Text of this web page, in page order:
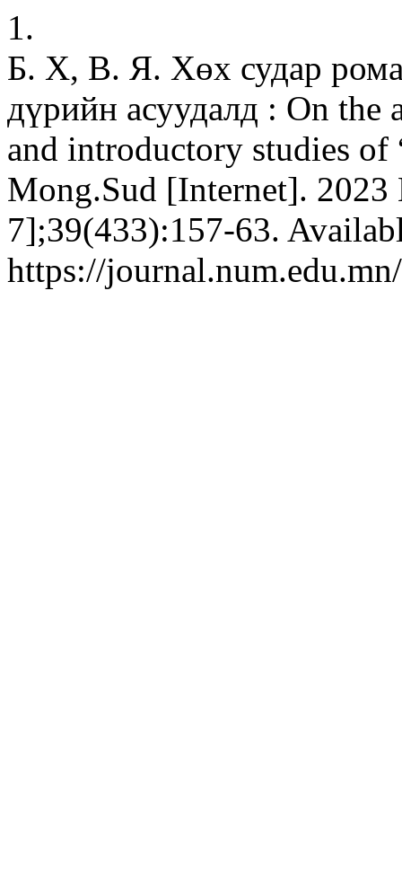
1.
Б. Х, В. Я. Хөх судар
дүрийн асуудалд : On the
and introductory studies
Mong.Sud [Internet].
7];39(433):157-63.
https://